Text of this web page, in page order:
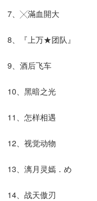
7、╳滿血開大
8、『上万★团队』
9、酒后飞车
10、黑暗之光
11、怎样相遇
12、视觉动物
13、漓月灵嫣．め
14、战天傲刃